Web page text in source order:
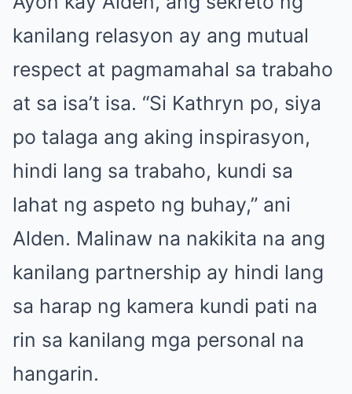
kanilang relasyon ay ang mutual
respect at pagmamahal sa trabaho
at sa isa’t isa. “Si Kathryn po, siya
po talaga ang aking inspirasyon,
hindi lang sa trabaho, kundi sa
lahat ng aspeto ng buhay,” ani
Alden. Malinaw na nakikita na ang
kanilang partnership ay hindi lang
sa harap ng kamera kundi pati na
rin sa kanilang mga personal na
hangarin.